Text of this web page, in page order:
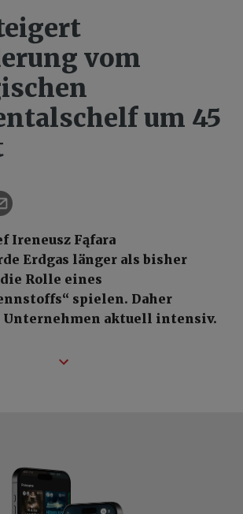
vom
um 45
Ireneusz Fąfara
Erdgas länger als bisher
Rolle eines
spielen. Daher
Unternehmen aktuell intensiv.